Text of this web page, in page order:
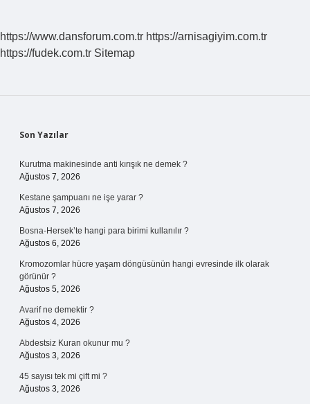
https://www.dansforum.com.tr https://arnisagiyim.com.tr
https://fudek.com.tr Sitemap
Sidebar
Son Yazılar
Kurutma makinesinde anti kırışık ne demek ?
Ağustos 7, 2026
Kestane şampuanı ne işe yarar ?
Ağustos 7, 2026
Bosna-Hersek’te hangi para birimi kullanılır ?
Ağustos 6, 2026
Kromozomlar hücre yaşam döngüsünün hangi evresinde ilk olarak
görünür ?
Ağustos 5, 2026
Avarif ne demektir ?
Ağustos 4, 2026
Abdestsiz Kuran okunur mu ?
Ağustos 3, 2026
45 sayısı tek mi çift mi ?
Ağustos 3, 2026